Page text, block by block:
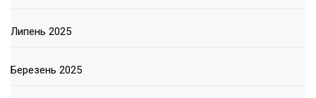
Липень 2025
Березень 2025